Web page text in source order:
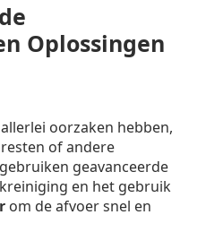
Oplossingen
oorzaken hebben,
of andere
geavanceerde
en het gebruik
om de afvoer snel en